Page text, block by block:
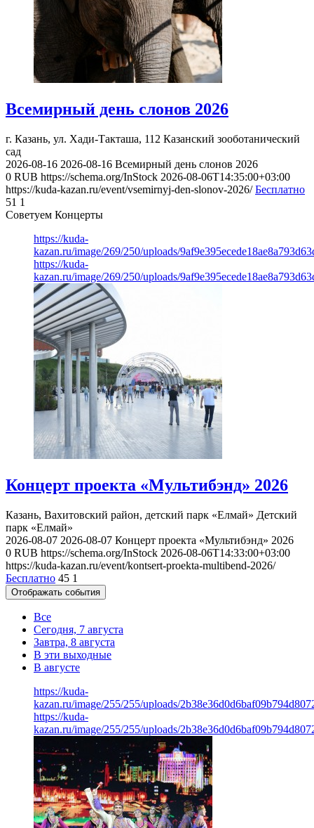
Всемирный день слонов 2026
г. Казань, ул. Хади-Такташа, 112 Казанский зооботанический
сад
2026-08-16 2026-08-16 Всемирный день слонов 2026
0 RUB https://schema.org/InStock 2026-08-06T14:35:00+03:00
https://kuda-kazan.ru/event/vsemirnyj-den-slonov-2026/ Бесплатно
51 1
Советуем Концерты
https://kuda-
kazan.ru/image/269/250/uploads/
https://kuda-
kazan.ru/image/269/250/uploads/
Концерт проекта «Мультибэнд» 2026
Казань, Вахитовский район, детский парк «Елмай» Детский
парк «Елмай»
2026-08-07 2026-08-07 Концерт проекта «Мультибэнд» 2026
0 RUB https://schema.org/InStock 2026-08-06T14:33:00+03:00
https://kuda-kazan.ru/event/kontsert-proekta-multibend-2026/
Бесплатно 45 1
Отображать события
Все
Сегодня, 7 августа
Завтра, 8 августа
В эти выходные
В августе
https://kuda-
kazan.ru/image/255/255/uploads/
https://kuda-
kazan.ru/image/255/255/uploads/